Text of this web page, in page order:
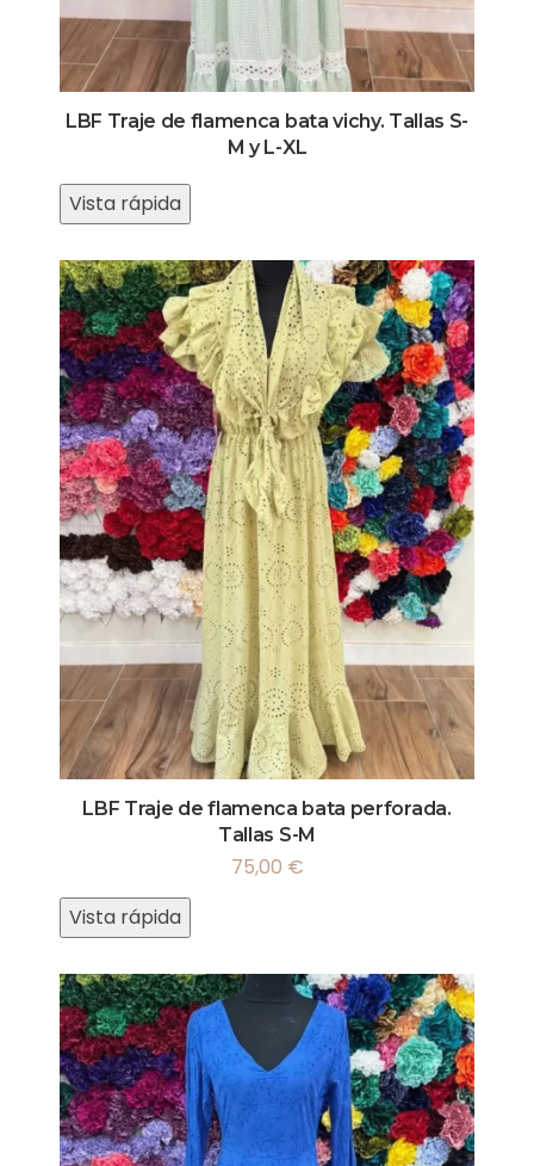
LBF Traje de flamenca bata vichy. Tallas S-
M y L-XL
Vista rápida
LBF Traje de flamenca bata perforada.
Tallas S-M
75,00 €
Vista rápida